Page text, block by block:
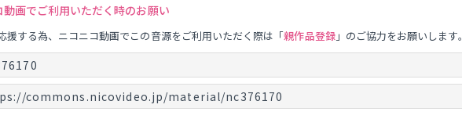
画でご利用いただく時のお願い
援する為、ニコニコ動画でこの音源をご利用いただく際は「親作品登録」のご協力をお願いします。
commons.nicovideo.jp/material/nc376170